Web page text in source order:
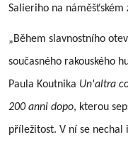
Salieriho na
„Během slavnostního
současného rakouského
Paula Koutnika Un'altra
200 anni dopo, kterou
příležitost. V ní se